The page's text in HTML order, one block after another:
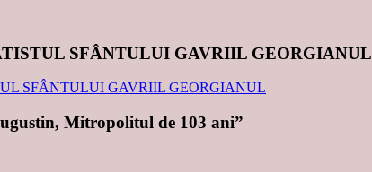
SFÂNTULUI GAVRIIL GEORGIANUL
Mitropolitul de 103 ani”